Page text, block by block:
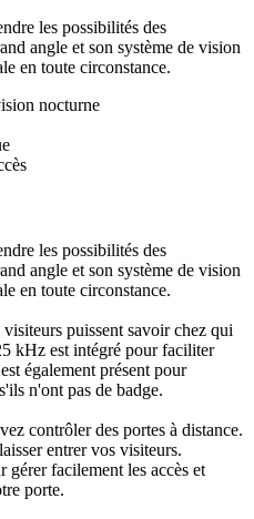
les possibilités des
angle et son système de vision
en toute circonstance.
nocturne
les possibilités des
angle et son système de vision
en toute circonstance.
puissent savoir chez qui
kHz est intégré pour faciliter
également présent pour
n'ont pas de badge.
contrôler des portes à distance.
entrer vos visiteurs.
facilement les accès et
porte.